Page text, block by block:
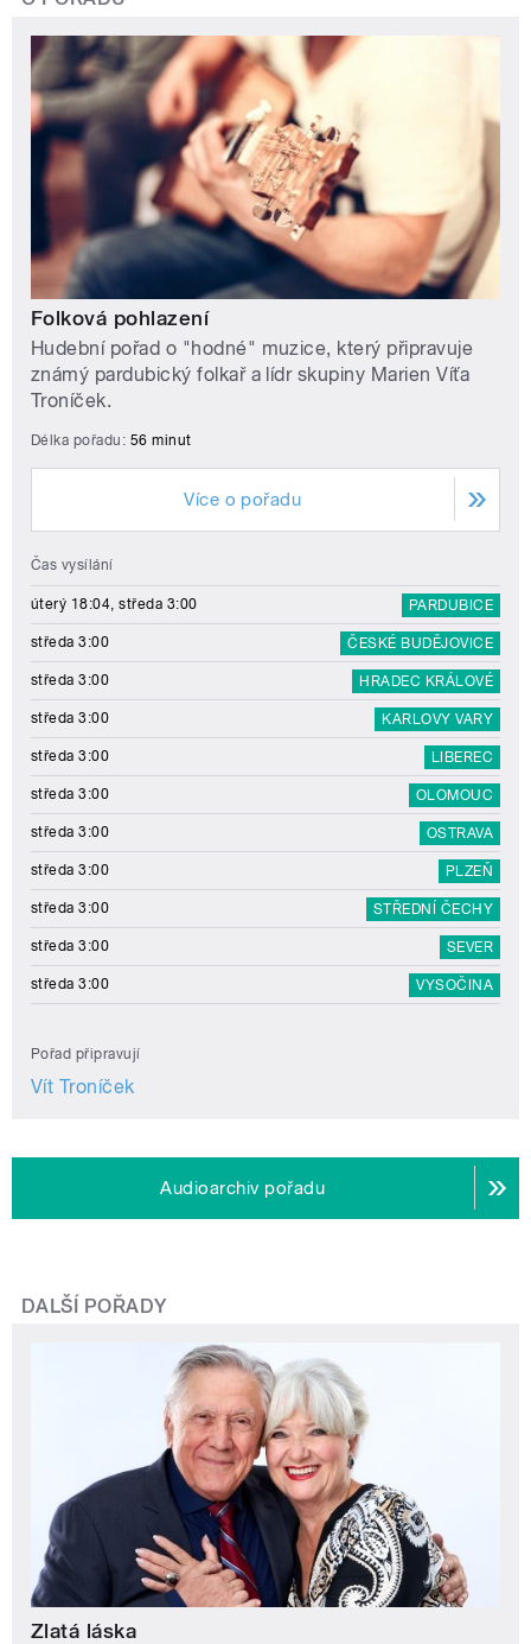
Folková pohlazení
Hudební pořad o "hodné" muzice, který připravuje
známý pardubický folkař a lídr skupiny Marien Víťa
Troníček.
Délka pořadu: 56 minut
Více o pořadu
Čas vysílání
úterý 18:04, středa 3:00 PARDUBICE
středa 3:00 ČESKÉ BUDĚJOVICE
středa 3:00 HRADEC KRÁLOVÉ
středa 3:00 KARLOVY VARY
středa 3:00 LIBEREC
středa 3:00 OLOMOUC
středa 3:00 OSTRAVA
středa 3:00 PLZEŇ
středa 3:00 STŘEDNÍ ČECHY
středa 3:00 SEVER
středa 3:00 VYSOČINA
Pořad připravují
Vít Troníček
Audioarchiv pořadu
DALŠÍ POŘADY
Zlatá láska